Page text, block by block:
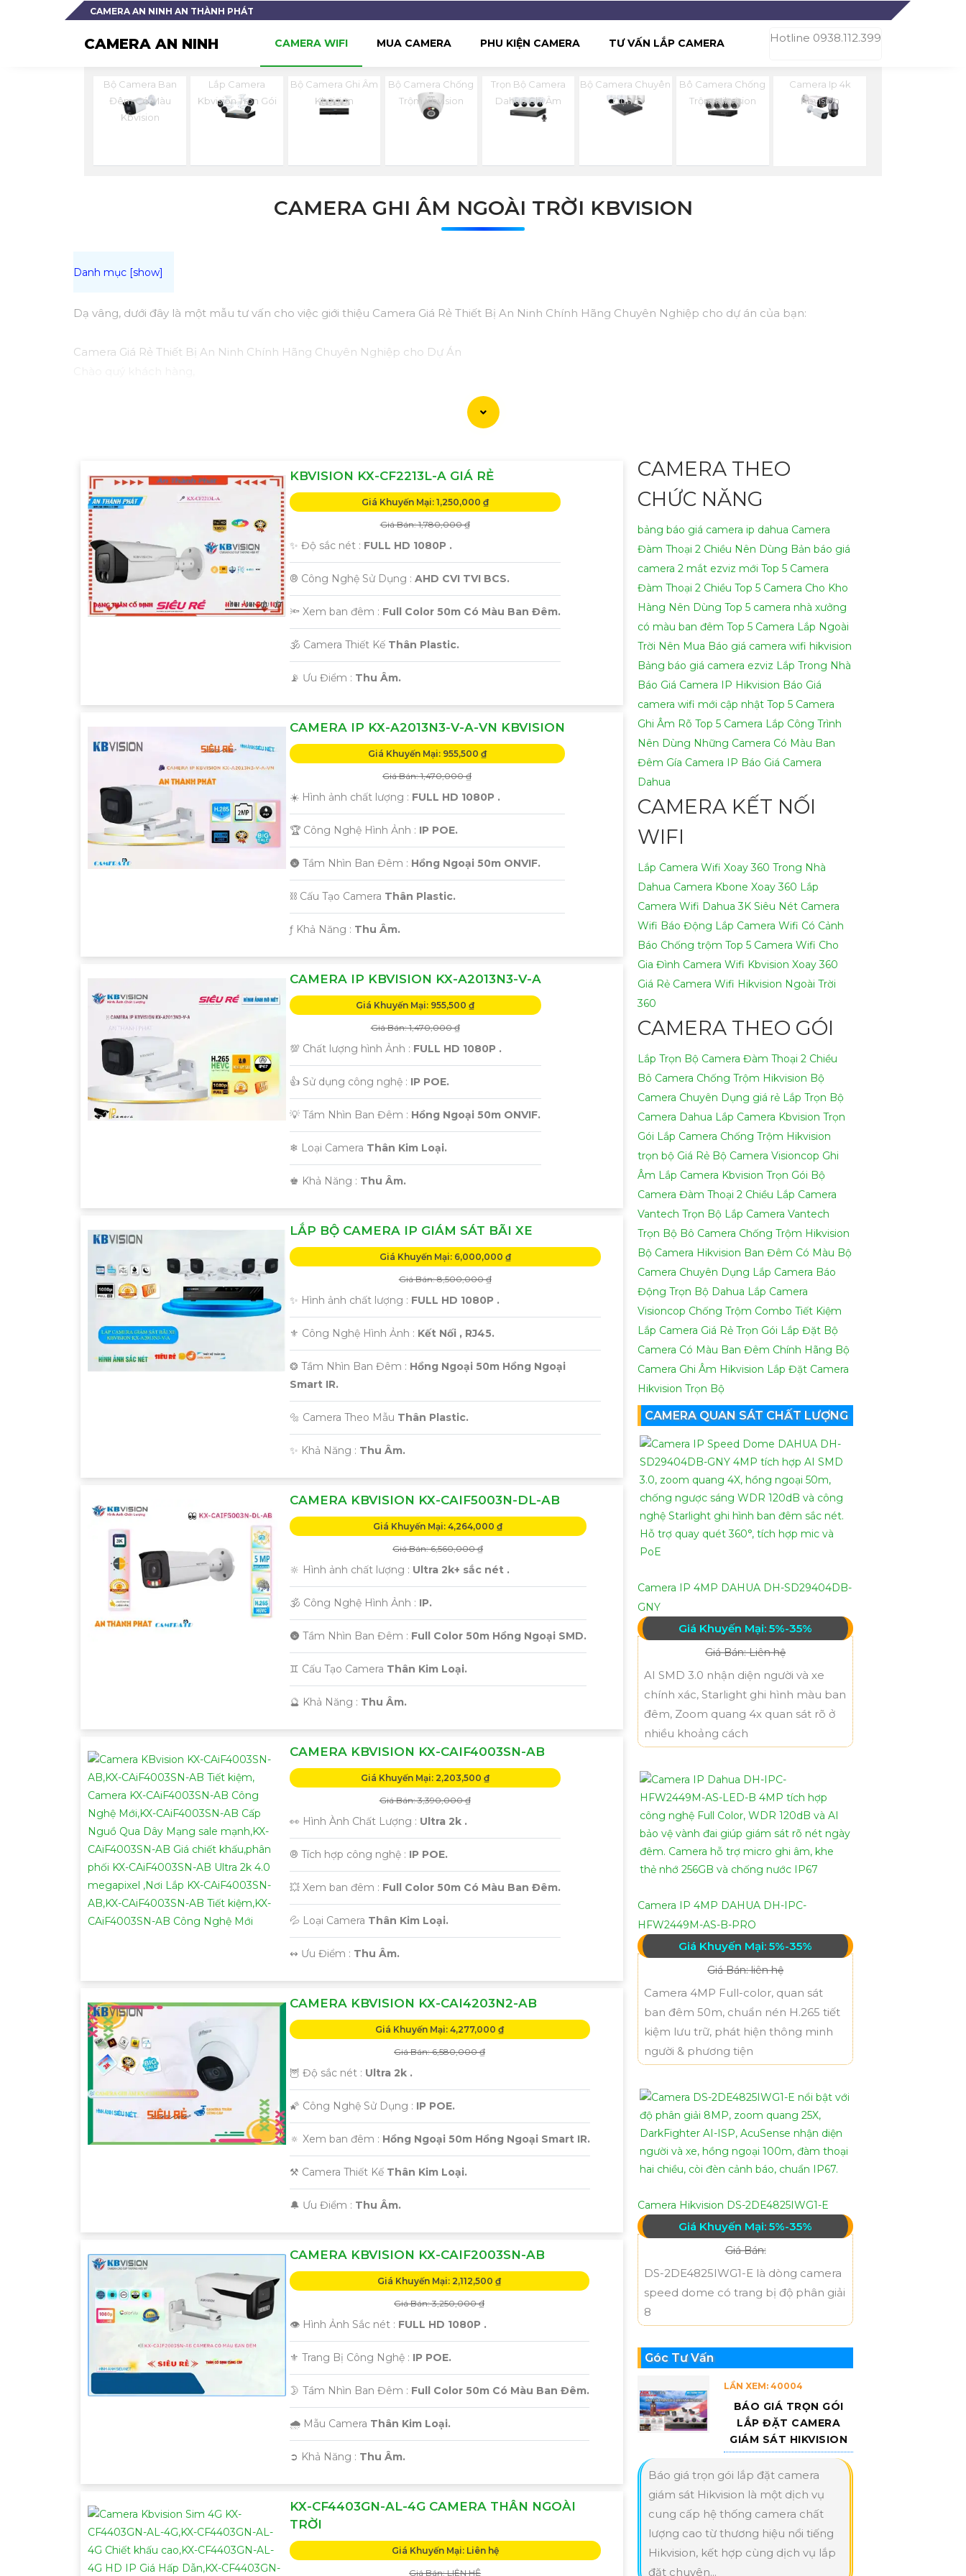
CAMERA AN NINH AN THÀNH PHÁT
CAMERA AN NINH Hotline 0938.112.399
CAMERA WIFI MUA CAMERA PHU KIỆN CAMERA TƯ VẤN LẮP CAMERA
Bộ Camera Ban
Đêm Có Màu
Kbvision
Lắp Camera
Kbvision Trọn Gói
Bộ Camera Ghi Âm
Kbvision
Bộ Camera Chống
Trộm Kbvision
Trọn Bộ Camera
Dahua Ghi Âm
Bộ Camera Chuyên
Dụng
Bô Camera Chống
Trộm Hikvision
Camera Ip 4k
Kbvision
CAMERA GHI ÂM NGOÀI TRỜI KBVISION
Dạ vâng, dưới đây là một mẫu tư vấn cho việc giới thiệu Camera Giá Rẻ Thiết Bị An Ninh Chính Hãng Chuyên Nghiệp cho dự án của bạn:
Camera Giá Rẻ Thiết Bị An Ninh Chính Hãng Chuyên Nghiệp cho Dự Án
giám sát cho dự án của quý khách một cách hiệu quả, tin cậy và tiết kiệm.
tin tưởng
cầu an ninh chuyên nghiệp, mang đến sự an tâm cho dự án của quý khách.
Dịch vụ đi kèm:- Tư vấn, lựa chọn thiết bị phù hợp với không gian và mục tiêu của dự án.- Lắp đặt, cài đặt và tối ưu hóa hệ thống camera an ninh.-
Hướng dẫn sử dụng và bảo trì sản phẩm.
Với sự cam kết về chất lượng sản phẩm, giá cả cạnh tranh và dịch vụ chăm sóc khách hàng chuyên nghiệp, chúng tôi mong muốn được hợp tác cùng
quý khách hàng trong dự án này.
Để biết thêm thông tin và nhận được báo giá chi tiết, vui lòng liên hệ với chúng tôi qua số điện thoại hoặc email dưới đây.
Trân trọng,
[Đơn vị cung cấp]
Hy vọng mẫu tư vấn trên sẽ giúp bạn có thêm ý tưởng để giới thiệu Camera Giá Rẻ Thiết Bị An Ninh Chính Hãng Chuyên Nghiệp cho dự án của mình.
Nếu cần thêm bất kỳ thông tin hay sự điều chỉnh nào, hãy Cung cấp cho công trình biết để Từng công trình có thể hỗ trợ bạn tốt hơn.
KBVISION KX-CF2213L-A GIÁ RẺ
Giá Khuyến Mại: 1,250,000 ₫
Giá Bán: 1,780,000 ₫
✨ Độ sắc nét : FULL HD 1080P .
®️ Công Nghệ Sử Dụng : AHD CVI TVI BCS.
🔦 Xem ban đêm : Full Color 50m Có Màu Ban Đêm.
🕉️ Camera Thiết Kế Thân Plastic.
️📡 Ưu Điểm : Thu Âm.
CAMERA IP KX-A2013N3-V-A-VN KBVISION
Giá Khuyến Mại: 955,500 ₫
Giá Bán: 1,470,000 ₫
☀️ Hình ảnh chất lượng : FULL HD 1080P .
🏆 Công Nghệ Hình Ảnh : IP POE.
🌚 Tầm Nhìn Ban Đêm : Hồng Ngoại 50m ONVIF.
⛓ Cấu Tạo Camera Thân Plastic.
️ƒ Khả Năng : Thu Âm.
CAMERA IP KBVISION KX-A2013N3-V-A
Giá Khuyến Mại: 955,500 ₫
Giá Bán: 1,470,000 ₫
💯 Chất lượng hình Ảnh : FULL HD 1080P .
👍 Sử dụng công nghệ : IP POE.
💡 Tầm Nhìn Ban Đêm : Hồng Ngoại 50m ONVIF.
❄ Loại Camera Thân Kim Loại.
️♚ Khả Năng : Thu Âm.
LẮP BỘ CAMERA IP GIÁM SÁT BÃI XE
Giá Khuyến Mại: 6,000,000 ₫
Giá Bán: 8,500,000 ₫
✨ Hình ảnh chất lượng : FULL HD 1080P .
⚜️ Công Nghệ Hình Ảnh : Kết Nối , RJ45.
❂ Tầm Nhìn Ban Đêm : Hồng Ngoại 50m Hồng Ngoại
Smart IR.
🔩 Camera Theo Mẫu Thân Plastic.
️✨ Khả Năng : Thu Âm.
CAMERA KBVISION KX-CAIF5003N-DL-AB
Giá Khuyến Mại: 4,264,000 ₫
Giá Bán: 6,560,000 ₫
🔆 Hình ảnh chất lượng : Ultra 2k+ sắc nét .
🕉️ Công Nghệ Hình Ảnh : IP.
🌚 Tầm Nhìn Ban Đêm : Full Color 50m Hồng Ngoại SMD.
♊ Cấu Tạo Camera Thân Kim Loại.
️🔮 Khả Năng : Thu Âm.
CAMERA KBVISION KX-CAIF4003SN-AB
Giá Khuyến Mại: 2,203,500 ₫
Giá Bán: 3,390,000 ₫
️
👀 Hình Ành Chất Lượng : Ultra 2k .
®️ Tích hợp công nghệ : IP POE.
💥 Xem ban đêm : Full Color 50m Có Màu Ban Đêm.
💦 Loại Camera Thân Kim Loại.
️↭ Ưu Điểm : Thu Âm.
CAMERA KBVISION KX-CAI4203N2-AB
Giá Khuyến Mại: 4,277,000 ₫
Giá Bán: 6,580,000 ₫
🦉 Độ sắc nét : Ultra 2k .
🌠 Công Nghệ Sử Dụng : IP POE.
🔅 Xem ban đêm : Hồng Ngoại 50m Hồng Ngoại Smart IR.
⚒ Camera Thiết Kế Thân Kim Loại.
️🔔 Ưu Điểm : Thu Âm.
CAMERA KBVISION KX-CAIF2003SN-AB
Giá Khuyến Mại: 2,112,500 ₫
Giá Bán: 3,250,000 ₫
👁 Hình Ảnh Sắc nét : FULL HD 1080P .
⚜️ Trang Bị Công Nghệ : IP POE.
🌛 Tầm Nhìn Ban Đêm : Full Color 50m Có Màu Ban Đêm.
🌧️ Mẫu Camera Thân Kim Loại.
️➲ Khả Năng : Thu Âm.
KX-CF4403GN-AL-4G CAMERA THÂN NGOÀI
TRỜI
Giá Khuyến Mại: Liên hệ
Giá Bán: LIÊN HỆ
CAMERA THEO
CHỨC NĂNG
bảng báo giá camera ip dahua Camera
Đàm Thoại 2 Chiều Nên Dùng Bản báo giá
camera 2 mắt ezviz mới Top 5 Camera
Đàm Thoại 2 Chiều Top 5 Camera Cho Kho
Hàng Nên Dùng Top 5 camera nhà xưởng
có màu ban đêm Top 5 Camera Lắp Ngoài
Trời Nên Mua Báo giá camera wifi hikvision
Bảng báo giá camera ezviz Lắp Trong Nhà
Báo Giá Camera IP Hikvision Báo Giá
camera wifi mới cập nhật Top 5 Camera
Ghi Âm Rõ Top 5 Camera Lắp Công Trình
Nên Dùng Những Camera Có Màu Ban
Đêm Gía Camera IP Báo Giá Camera
Dahua
CAMERA KẾT NỐI
WIFI
Lắp Camera Wifi Xoay 360 Trong Nhà
Dahua Camera Kbone Xoay 360 Lắp
Camera Wifi Dahua 3K Siêu Nét Camera
Wifi Báo Động Lắp Camera Wifi Có Cảnh
Báo Chống trộm Top 5 Camera Wifi Cho
Gia Đình Camera Wifi Kbvision Xoay 360
Giá Rẻ Camera Wifi Hikvision Ngoài Trời
360
CAMERA THEO GÓI
Lắp Trọn Bộ Camera Đàm Thoại 2 Chiều
Bô Camera Chống Trộm Hikvision Bộ
Camera Chuyên Dụng giá rẻ Lắp Trọn Bộ
Camera Dahua Lắp Camera Kbvision Trọn
Gói Lắp Camera Chống Trộm Hikvision
trọn bộ Giá Rẻ Bộ Camera Visioncop Ghi
Âm Lắp Camera Kbvision Trọn Gói Bộ
Camera Đàm Thoại 2 Chiều Lắp Camera
Vantech Trọn Bộ Lắp Camera Vantech
Trọn Bộ Bô Camera Chống Trộm Hikvision
Bộ Camera Hikvision Ban Đêm Có Màu Bộ
Camera Chuyên Dụng Lắp Camera Báo
Động Trọn Bộ Dahua Lắp Camera
Visioncop Chống Trộm Combo Tiết Kiệm
Lắp Camera Giá Rẻ Trọn Gói Lắp Đặt Bộ
Camera Có Màu Ban Đêm Chính Hãng Bộ
Camera Ghi Âm Hikvision Lắp Đặt Camera
Hikvision Trọn Bộ
CAMERA QUAN SÁT CHẤT LƯỢNG
Camera IP 4MP DAHUA DH-SD29404DB-
GNY
Giá Khuyến Mại: 5%-35%
Giá Bán: Liên hệ
AI SMD 3.0 nhận diện người và xe
chính xác, Starlight ghi hình màu ban
đêm, Zoom quang 4x quan sát rõ ở
nhiều khoảng cách
Camera IP 4MP DAHUA DH-IPC-
HFW2449M-AS-B-PRO
Giá Khuyến Mại: 5%-35%
Giá Bán: liên hệ
Camera 4MP Full-color, quan sát
ban đêm 50m, chuẩn nén H.265 tiết
kiệm lưu trữ, phát hiện thông minh
người & phương tiện
Camera Hikvision DS-2DE4825IWG1-E
Giá Khuyến Mại: 5%-35%
Giá Bán:
DS-2DE4825IWG1-E là dòng camera
speed dome có trang bị độ phân giải
8
Góc Tư Vấn
LẦN XEM: 40004
BÁO GIÁ TRỌN GÓI
LẮP ĐẶT CAMERA
GIÁM SÁT HIKVISION
Báo giá trọn gói lắp đặt camera
giám sát Hikvision là một dịch vụ
cung cấp hệ thống camera chất
lượng cao từ thương hiệu nổi tiếng
Hikvision, kết hợp cùng dịch vụ lắp
đặt chuyên...